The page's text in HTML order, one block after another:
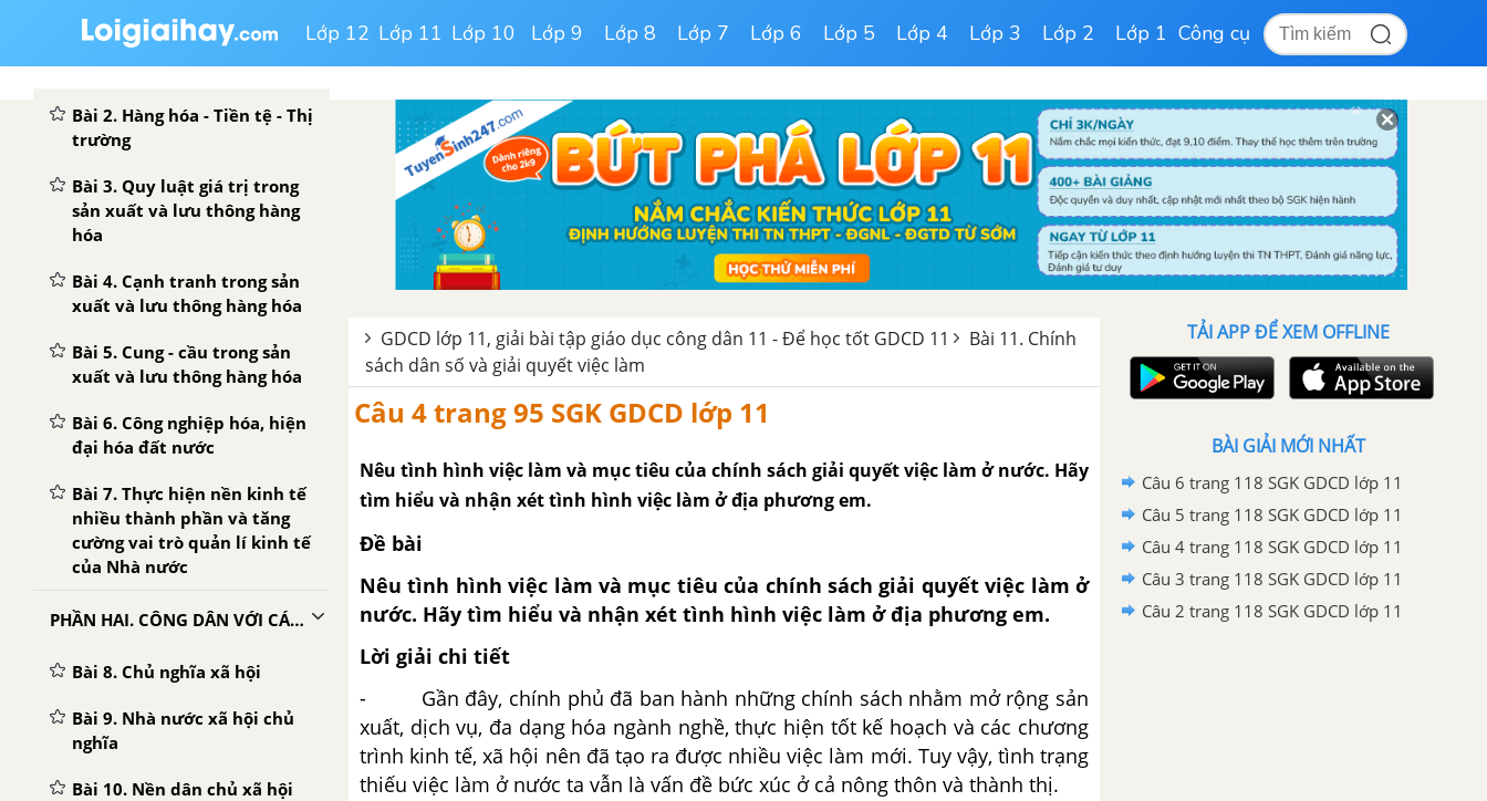
Lớp 12 Lớp 11 Lớp 10 Lớp 9 Lớp 8 Lớp 7 Lớp 6 Lớp 5 Lớp 4 Lớp 3 Lớp 2 Lớp 1 Công cụ
Bài 1. Công dân với sự phát
triển kinh tế
Bài 2. Hàng hóa - Tiền tệ - Thị
trường
Bài 3. Quy luật giá trị trong
sản xuất và lưu thông hàng
hóa
Bài 4. Cạnh tranh trong sản
xuất và lưu thông hàng hóa
Bài 5. Cung - cầu trong sản
xuất và lưu thông hàng hóa
Bài 6. Công nghiệp hóa, hiện
đại hóa đất nước
Bài 7. Thực hiện nền kinh tế
nhiều thành phần và tăng
cường vai trò quản lí kinh tế
của Nhà nước
PHẦN HAI. CÔNG DÂN VỚI CÁC VẤN ĐỀ CHÍNH TRỊ XÃ HỘI
Bài 8. Chủ nghĩa xã hội
Bài 9. Nhà nước xã hội chủ
nghĩa
Bài 10. Nền dân chủ xã hội
GDCD lớp 11, giải bài tập giáo dục công dân 11 - Để học tốt GDCD 11
Bài 11. Chính
sách dân số và giải quyết việc làm
Câu 4 trang 95 SGK GDCD lớp 11
Nêu tình hình việc làm và mục tiêu của chính sách giải quyết việc làm ở nước. Hãy
tìm hiểu và nhận xét tình hình việc làm ở địa phương em.
Đề bài
Nêu tình hình việc làm và mục tiêu của chính sách giải quyết việc làm ở
nước. Hãy tìm hiểu và nhận xét tình hình việc làm ở địa phương em.
Lời giải chi tiết
- Gần đây, chính phủ đã ban hành những chính sách nhằm mở rộng sản
xuất, dịch vụ, đa dạng hóa ngành nghề, thực hiện tốt kế hoạch và các chương
trình kinh tế, xã hội nên đã tạo ra được nhiều việc làm mới. Tuy vậy, tình trạng
thiếu việc làm ở nước ta vẫn là vấn đề bức xúc ở cả nông thôn và thành thị.
TẢI APP ĐỂ XEM OFFLINE
BÀI GIẢI MỚI NHẤT
Câu 6 trang 118 SGK GDCD lớp 11
Câu 5 trang 118 SGK GDCD lớp 11
Câu 4 trang 118 SGK GDCD lớp 11
Câu 3 trang 118 SGK GDCD lớp 11
Câu 2 trang 118 SGK GDCD lớp 11